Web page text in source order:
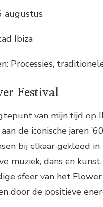
augustus
Ibiza
Processies,
Festival
van mijn tijd op
de iconische jaren
bij elkaar gekleed
muziek, dans en
sfeer van het
door de positieve